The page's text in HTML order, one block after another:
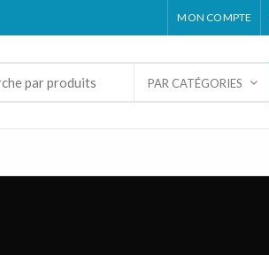
MON COMPTE
PAR CATÉGORIES